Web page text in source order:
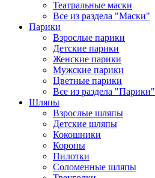
Театральные маски
Все из раздела "Маски"
Парики
Взрослые парики
Детские парики
Женские парики
Мужские парики
Цветные парики
Все из раздела "Парики"
Шляпы
Взрослые шляпы
Детские шляпы
Кокошники
Короны
Пилотки
Соломенные шляпы